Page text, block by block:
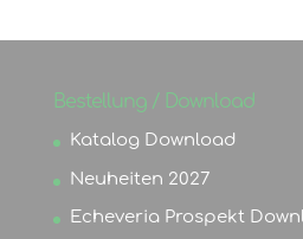
Bestellung / Download
Katalog Download
Neuheiten 2027
Echeveria Prospekt